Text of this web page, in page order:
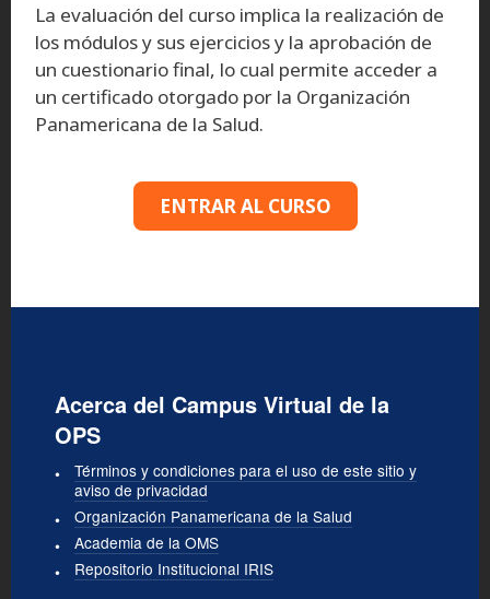
La evaluación del curso implica la realización de
los módulos y sus ejercicios y la aprobación de
un cuestionario final, lo cual permite acceder a
un certificado otorgado por la Organización
Panamericana de la Salud.
ENTRAR AL CURSO
Acerca del Campus Virtual de la
OPS
Términos y condiciones para el uso de este sitio y
aviso de privacidad
Organización Panamericana de la Salud
Academia de la OMS
Repositorio Institucional IRIS